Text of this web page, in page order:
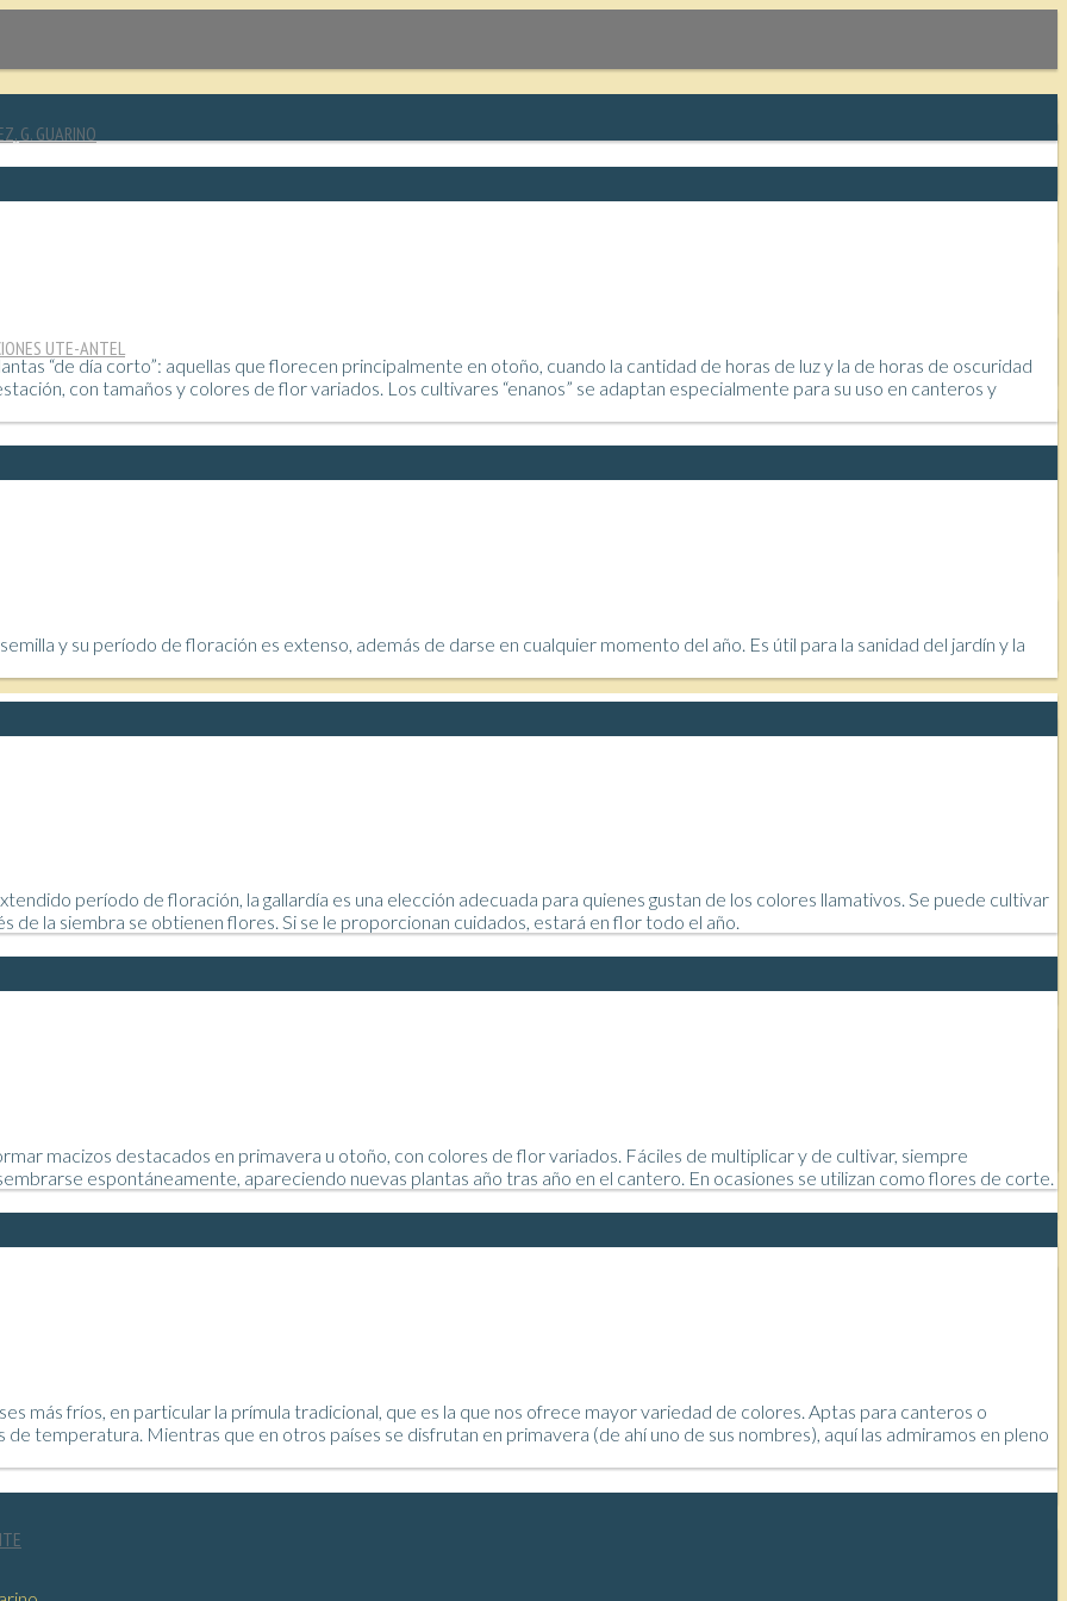
G. GUARINO
UTE-ANTEL
“de día corto”: aquellas que florecen principalmente en otoño, cuando la cantidad de horas de luz y la de horas de oscuridad
con tamaños y colores de flor variados. Los cultivares “enanos” se adaptan especialmente para su uso en canteros y
y su período de floración es extenso, además de darse en cualquier momento del año. Es útil para la sanidad del jardín y la
período de floración, la gallardía es una elección adecuada para quienes gustan de los colores llamativos. Se puede cultivar
de la siembra se obtienen flores. Si se le proporcionan cuidados, estará en flor todo el año.
macizos destacados en primavera u otoño, con colores de flor variados. Fáciles de multiplicar y de cultivar, siempre
espontáneamente, apareciendo nuevas plantas año tras año en el cantero. En ocasiones se utilizan como flores de corte.
más fríos, en particular la prímula tradicional, que es la que nos ofrece mayor variedad de colores. Aptas para canteros o
temperatura. Mientras que en otros países se disfrutan en primavera (de ahí uno de sus nombres), aquí las admiramos en pleno